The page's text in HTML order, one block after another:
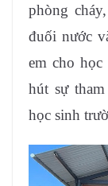
phòng
đuối nước
em cho
hút sự
học sinh